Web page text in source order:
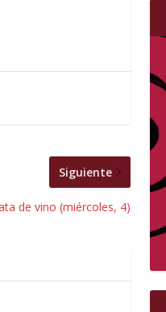
Siguiente
de vino (miércoles, 4)